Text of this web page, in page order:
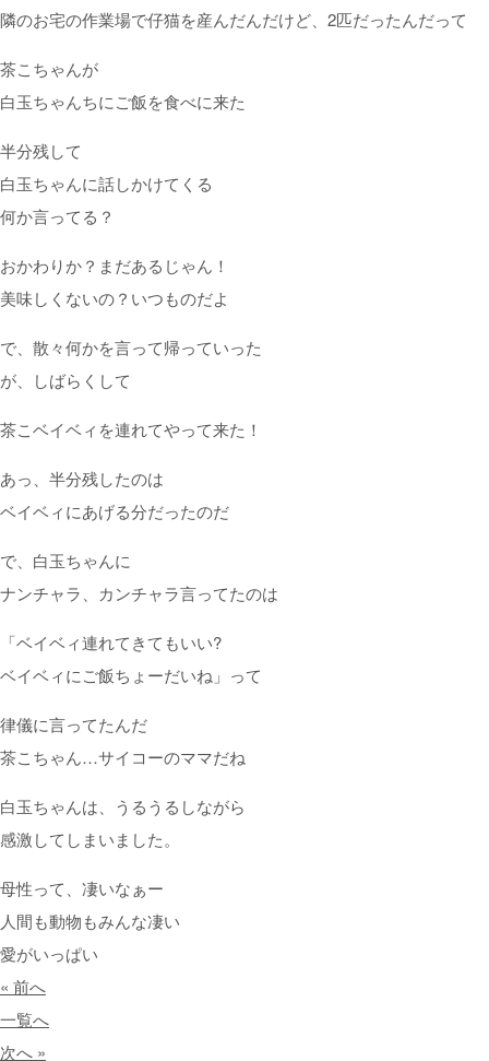
隣のお宅の作業場で仔猫を産んだんだけど、2匹だったんだって
茶こちゃんが
白玉ちゃんちにご飯を食べに来た
半分残して
白玉ちゃんに話しかけてくる
何か言ってる？
おかわりか？まだあるじゃん！
美味しくないの？いつものだよ
で、散々何かを言って帰っていった
が、しばらくして
茶こベイベィを連れてやって来た！
あっ、半分残したのは
ベイベィにあげる分だったのだ
で、白玉ちゃんに
ナンチャラ、カンチャラ言ってたのは
「ベイベィ連れてきてもいい?
ベイベィにご飯ちょーだいね」って
律儀に言ってたんだ
茶こちゃん…サイコーのママだね
白玉ちゃんは、うるうるしながら
感激してしまいました。
母性って、凄いなぁー
人間も動物もみんな凄い
愛がいっぱい
« 前へ
一覧へ
次へ »